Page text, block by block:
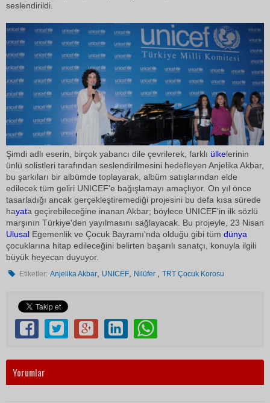
seslendirildi.
Şimdi adlı eserin, birçok yabancı dile çevrilerek, farklı ülkelerinin
ünlü solistleri tarafından seslendirilmesini hedefleyen Anjelika Akbar,
bu şarkıları bir albümde toplayarak, albüm satışlarından elde
edilecek tüm geliri UNICEF'e bağışlamayı amaçlıyor. On yıl önce
tasarladığı ancak gerçekleştiremediği projesini bu defa kısa sürede
hayata geçirebileceğine inanan Akbar; böylece UNICEF'in ilk sözlü
marşının Türkiye'den yayılmasını sağlayacak. Bu projeyle, 23 Nisan
Ulusal Egemenlik ve Çocuk Bayramı'nda olduğu gibi tüm dünya
çocuklarına hitap edileceğini belirten başarılı sanatçı, konuyla ilgili
büyük heyecan duyuyor.
Etiketler: Anjelika Akbar, UNICEF, Nilüfer ,TRT Çocuk Korosu
Yorumlar